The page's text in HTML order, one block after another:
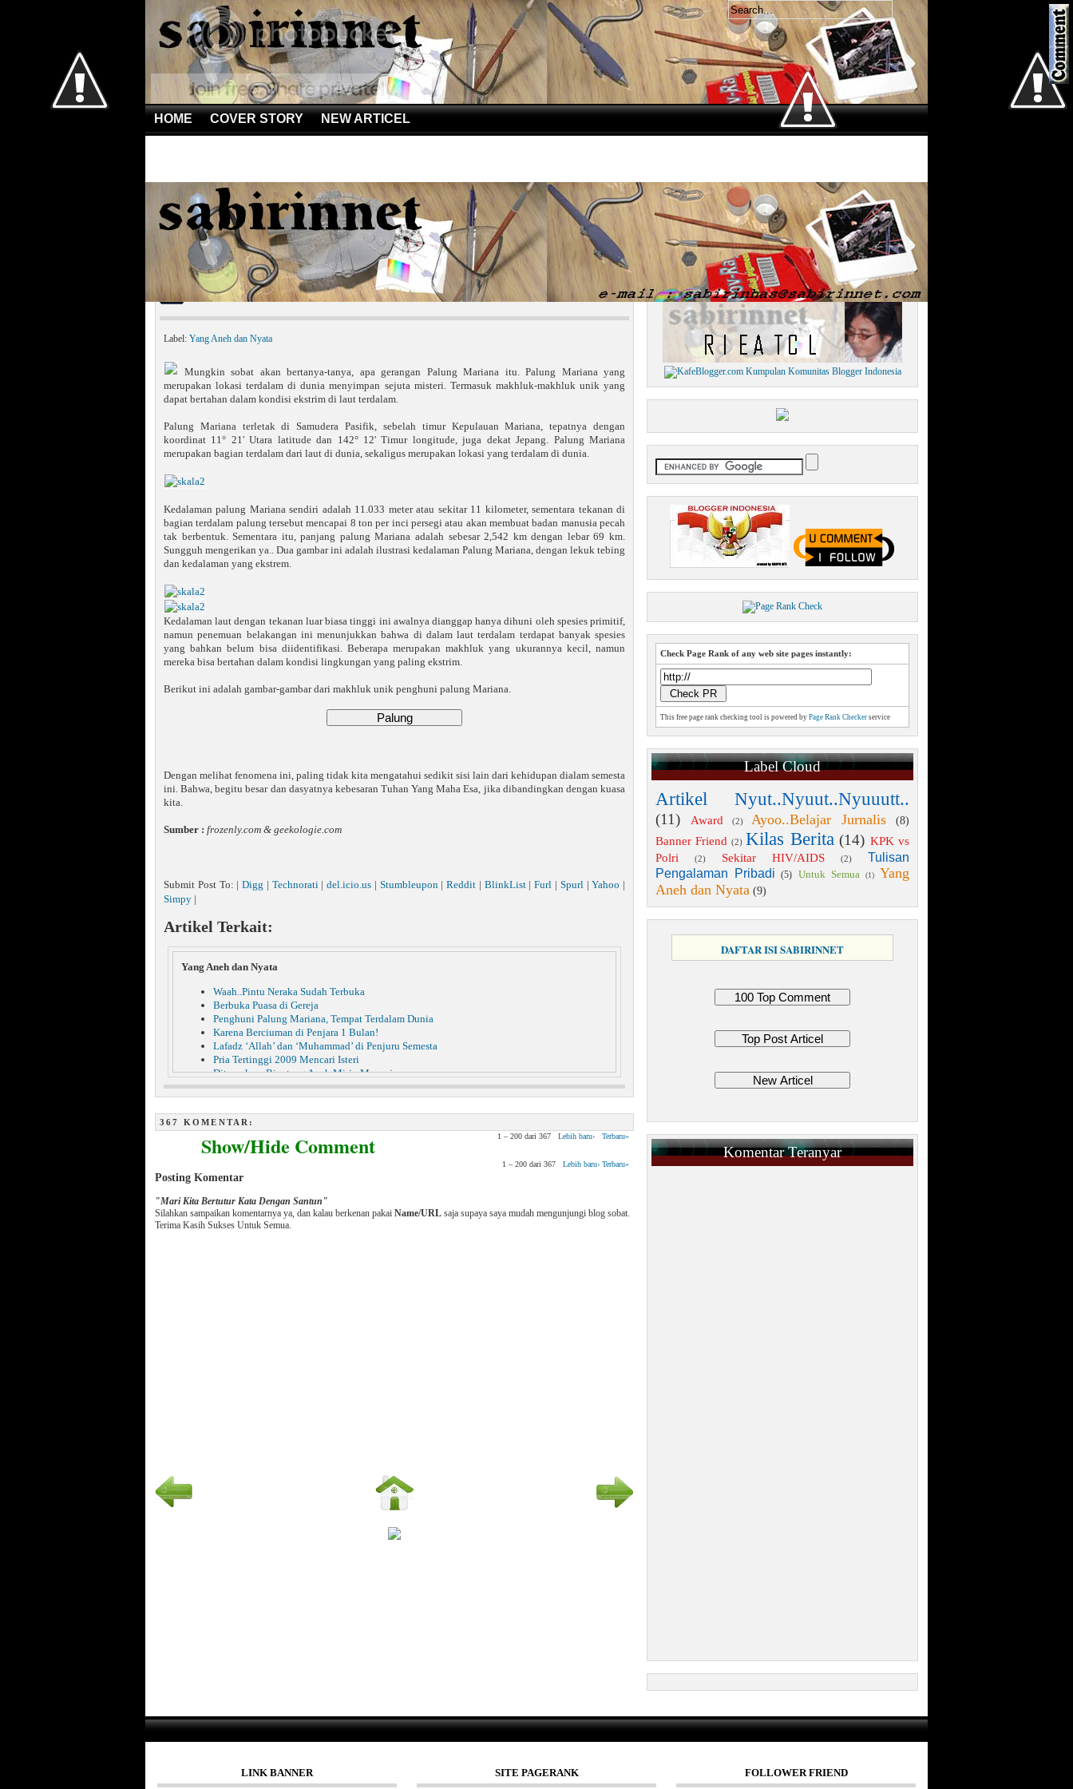
HOME COVER STORY NEW ARTICEL
Yang Aneh dan Nyata» Penghuni Palung Mariana, Tempat Terdalam Dunia
Penghuni Palung Mariana, Tempat Terdalam Dunia
Label: Yang Aneh dan Nyata
Mungkin sobat akan bertanya-tanya, apa gerangan Palung Mariana itu. Palung Mariana yang
merupakan lokasi terdalam di dunia menyimpan sejuta misteri. Termasuk makhluk-makhluk unik yang
dapat bertahan dalam kondisi ekstrim di laut terdalam.
Palung Mariana terletak di Samudera Pasifik, sebelah timur Kepulauan Mariana, tepatnya dengan
koordinat 11° 21' Utara latitude dan 142° 12' Timur longitude, juga dekat Jepang. Palung Mariana
merupakan bagian terdalam dari laut di dunia, sekaligus merupakan lokasi yang terdalam di dunia.
Kedalaman palung Mariana sendiri adalah 11.033 meter atau sekitar 11 kilometer, sementara tekanan di
bagian terdalam palung tersebut mencapai 8 ton per inci persegi atau akan membuat badan manusia pecah
tak berbentuk. Sementara itu, panjang palung Mariana adalah sebesar 2,542 km dengan lebar 69 km.
Sungguh mengerikan ya.. Dua gambar ini adalah ilustrasi kedalaman Palung Mariana, dengan lekuk tebing
dan kedalaman yang ekstrem.
Kedalaman laut dengan tekanan luar biasa tinggi ini awalnya dianggap hanya dihuni oleh spesies primitif,
namun penemuan belakangan ini menunjukkan bahwa di dalam laut terdalam terdapat banyak spesies
yang bahkan belum bisa diidentifikasi. Beberapa merupakan makhluk yang ukurannya kecil, namun
mereka bisa bertahan dalam kondisi lingkungan yang paling ekstrim.
Berikut ini adalah gambar-gambar dari makhluk unik penghuni palung Mariana.
Dengan melihat fenomena ini, paling tidak kita mengatahui sedikit sisi lain dari kehidupan dialam semesta
ini. Bahwa, begitu besar dan dasyatnya kebesaran Tuhan Yang Maha Esa, jika dibandingkan dengan kuasa
kita.
Sumber : frozenly.com & geekologie.com
Submit Post To: |Digg Technorati|del.icio.us Stumbleupon|Reddit BlinkList|Furl Spurl|Yahoo
Simpy
Artikel Terkait:
Yang Aneh dan Nyata
Waah..Pintu Neraka Sudah Terbuka
Berbuka Puasa di Gereja
Penghuni Palung Mariana, Tempat Terdalam Dunia
Karena Berciuman di Penjara 1 Bulan!
Lafadz ‘Allah’ dan ‘Muhammad’ di Penjuru Semesta
Pria Tertinggi 2009 Mencari Isteri
Ditemukan, Binatang Aneh Mirip Manusia
Menakjubkan, Keindahan Sel dan Virus Pada Manusia
Ayat Al Qur’an Ditubuh Bayi
367 KOMENTAR:
1 – 200 dari 367 Lebih baru› Terbaru»
Show/Hide Comment
1 – 200 dari 367 Lebih baru› Terbaru»
Posting Komentar
"Mari Kita Bertutur Kata Dengan Santun"
Silahkan sampaikan komentarnya ya, dan kalau berkenan pakai Name/URL saja supaya saya mudah mengunjungi blog sobat.
Terima Kasih Sukses Untuk Semua.
Welcome
Kamis 6 Agustus 2026
Check Page Rank of any web site pages instantly:
This free page rank checking tool is powered by Page Rank Checker service
Label Cloud
Artikel Nyut..Nyuut..Nyuuutt..
(11) Award (2) Ayoo..Belajar Jurnalis
(8)
Banner Friend (2) Kilas Berita (14) KPK vs
Polri
(2) Sekitar HIV/AIDS (2)
Tulisan
Pengalaman Pribadi (5) Untuk Semua (1)
Yang
Aneh dan Nyata (9)
DAFTAR ISI SABIRINNET
Komentar Teranyar
LINK BANNER SITE PAGERANK FOLLOWER FRIEND